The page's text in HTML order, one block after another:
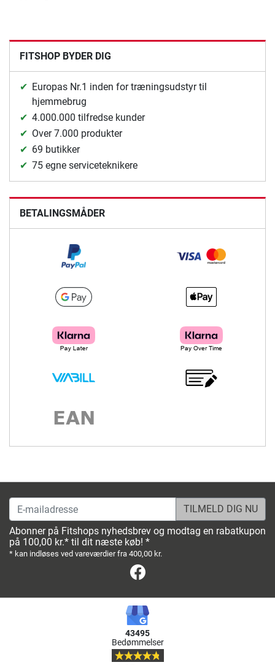
FITSHOP BYDER DIG
Europas Nr.1 inden for træningsudstyr til
hjemmebrug
4.000.000 tilfredse kunder
Over 7.000 produkter
69 butikker
75 egne serviceteknikere
BETALINGSMÅDER
E-mailadresse
Abonner på Fitshops nyhedsbrev og modtag en rabatkupon
på 100,00 kr.* til dit næste køb! *
* kan indløses ved vareværdier fra 400,00 kr.
43495
Bedømmelser